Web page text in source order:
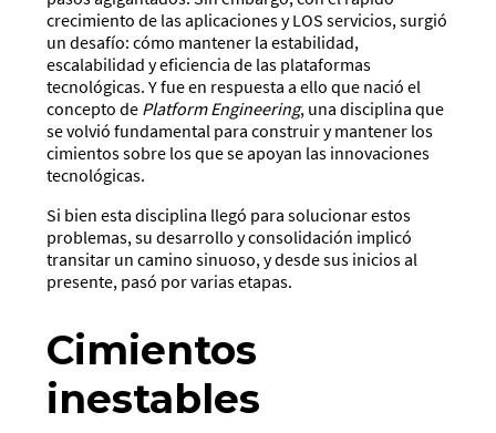
crecimiento de las aplicaciones y LOS servicios, surgió
un desafío: cómo mantener la estabilidad,
escalabilidad y eficiencia de las plataformas
tecnológicas. Y fue en respuesta a ello que nació el
concepto de Platform Engineering, una disciplina que
se volvió fundamental para construir y mantener los
cimientos sobre los que se apoyan las innovaciones
tecnológicas.
Si bien esta disciplina llegó para solucionar estos
problemas, su desarrollo y consolidación implicó
transitar un camino sinuoso, y desde sus inicios al
presente, pasó por varias etapas.
Cimientos
inestables